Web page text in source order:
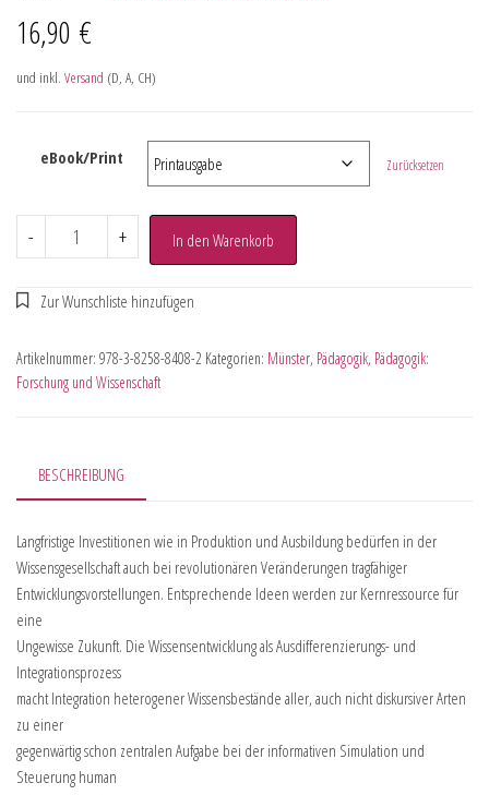
16,90 €
und inkl. Versand (D, A, CH)
eBook/Print Zurücksetzen
- + In den Warenkorb
Artikelnummer: 978-3-8258-8408-2 Kategorien: Münster, Pädagogik, Pädagogik:
Forschung und Wissenschaft
BESCHREIBUNG
Langfristige Investitionen wie in Produktion und Ausbildung bedürfen in der
Wissensgesellschaft auch bei revolutionären Veränderungen tragfähiger
Entwicklungsvorstellungen. Entsprechende Ideen werden zur Kernressource für
eine
Ungewisse Zukunft. Die Wissensentwicklung als Ausdifferenzierungs- und
Integrationsprozess
macht Integration heterogener Wissensbestände aller, auch nicht diskursiver Arten
zu einer
gegenwärtig schon zentralen Aufgabe bei der informativen Simulation und
Steuerung human